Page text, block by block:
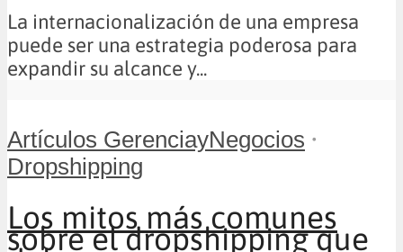
La internacionalización de una empresa
puede ser una estrategia poderosa para
expandir su alcance y...
Artículos GerenciayNegocios •
Dropshipping
Los mitos más comunes
sobre el dropshipping que